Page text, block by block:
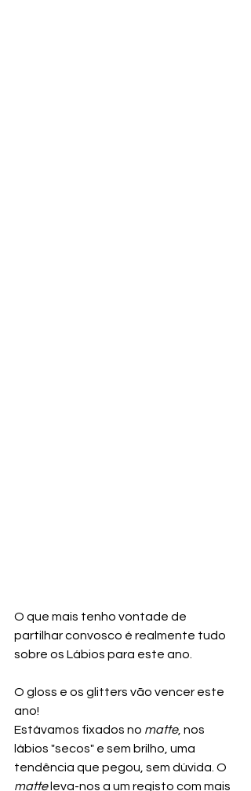
O que mais tenho vontade de
partilhar convosco é realmente tudo
sobre os Lábios para este ano.
O gloss e os glitters vão vencer este
ano!
Estávamos fixados no matte, nos
lábios "secos" e sem brilho, uma
tendência que pegou, sem dúvida. O
matte leva-nos a um registo com mais